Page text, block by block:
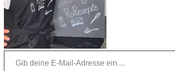
Gib deine E-Mail-Adresse ein ...